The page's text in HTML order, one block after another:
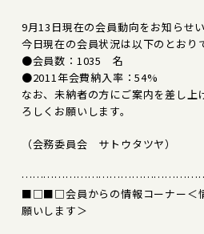
9月13日現在の会員動向をお知らせい
今日現在の会員状況は以下のとおり
●会員数：1035 名
●2011年会費納入率：54%
なお、未納者の方にご案内を差し上
ろしくお願いします。
（会務委員会 サトウタツヤ）
■□■□会員からの情報コーナー＜
願いします＞